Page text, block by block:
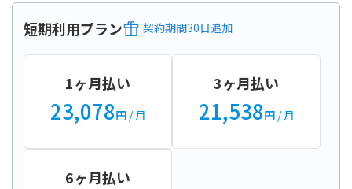
短期利用プラン 契約期間30日追加
1ヶ月払い
23,078円/ 月
3ヶ月払い
21,538円/ 月
6ヶ月払い